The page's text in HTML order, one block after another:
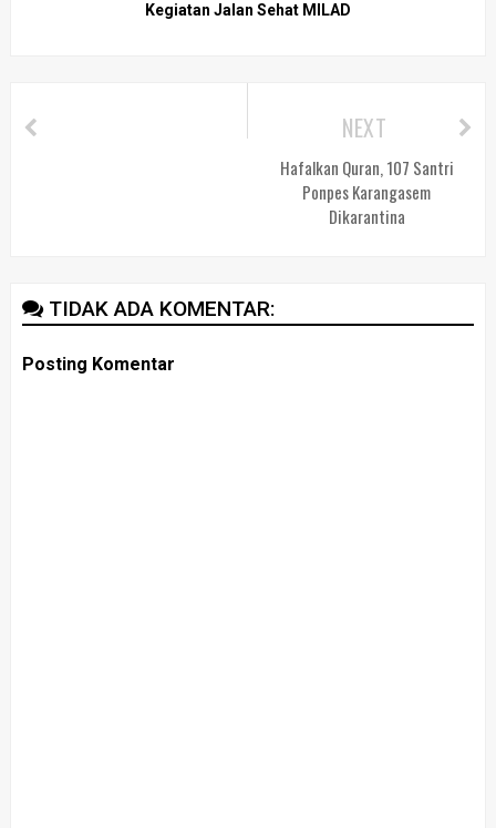
Kegiatan Jalan Sehat MILAD
NEXT
Hafalkan Quran, 107 Santri
Ponpes Karangasem
Dikarantina
TIDAK ADA KOMENTAR:
Posting Komentar